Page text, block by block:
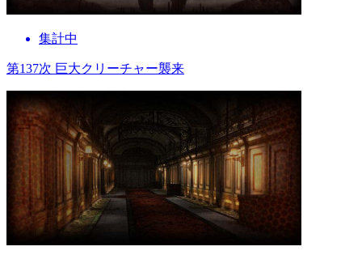
集計中
第137次 巨大クリーチャー襲来